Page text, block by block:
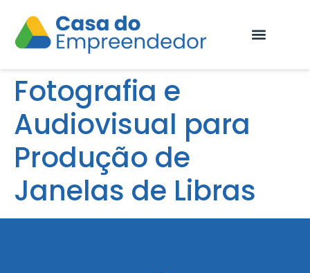
Fotografia e
Audiovisual para
Produção de
Janelas de Libras